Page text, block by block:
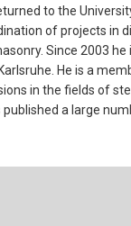
to the
of projects in
Since 2003
He is a
in the fields of
a large